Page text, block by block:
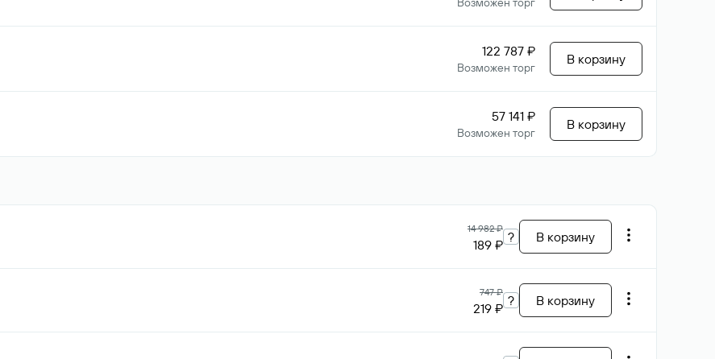
122 787 ₽
Возможен торг
В корзину
57 141 ₽
Возможен торг
В корзину
14 982 ₽
189 ₽ ? В корзину
747 ₽
219 ₽ ? В корзину